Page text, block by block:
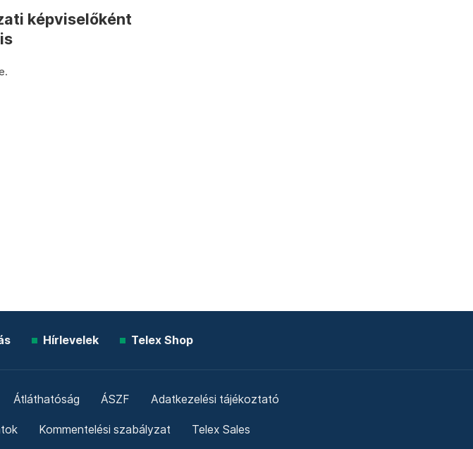
képviselőként
Hírlevelek Telex Shop
Átláthatóság ÁSZF Adatkezelési tájékoztató
Kommentelési szabályzat Telex Sales